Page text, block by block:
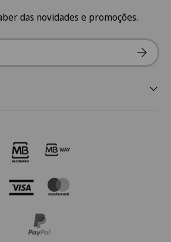
das novidades e promoções.